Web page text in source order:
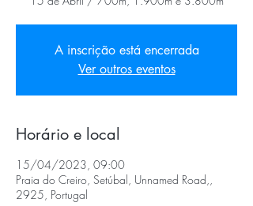
A inscrição está encerrada
Ver outros eventos
Horário e local
15/04/2023, 09:00
Praia do Creiro, Setúbal, Unnamed Road,,
2925, Portugal